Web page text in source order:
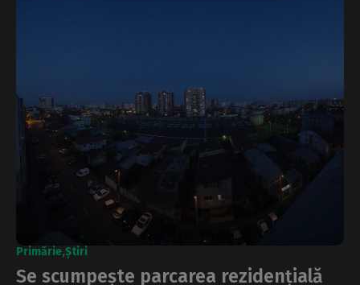
Primărie Știri
Se scumpește parcarea rezidențială